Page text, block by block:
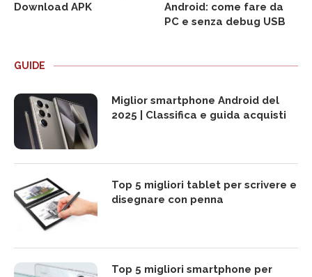
Download APK
Android: come fare da
PC e senza debug USB
GUIDE
Miglior smartphone Android del
2025 | Classifica e guida acquisti
Top 5 migliori tablet per scrivere e
disegnare con penna
Top 5 migliori smartphone per